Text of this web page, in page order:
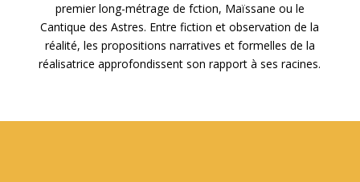
premier long-métrage de fction, Maïssane ou le
Cantique des Astres. Entre fiction et observation de la
réalité, les propositions narratives et formelles de la
réalisatrice approfondissent son rapport à ses racines.